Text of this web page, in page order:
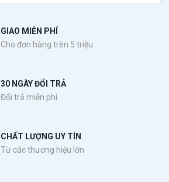
GIAO MIỄN PHÍ
Cho đơn hàng trên 5 triệu
30 NGÀY ĐỔI TRẢ
Đổi trả miễn phí
CHẤT LƯỢNG UY TÍN
Từ các thương hiệu lớn